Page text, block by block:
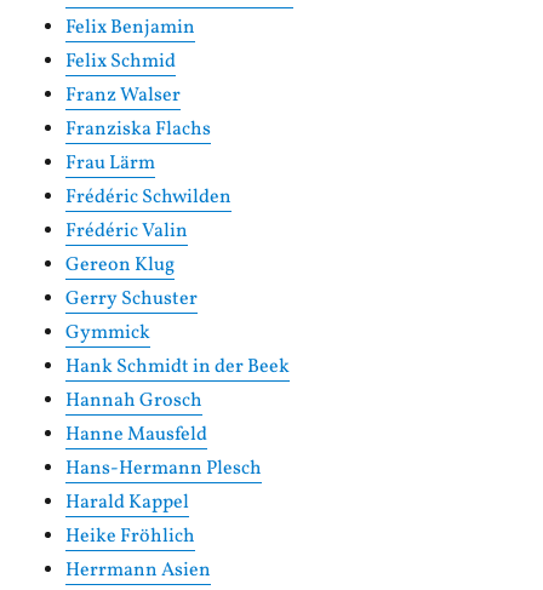
Felix Benjamin
Felix Schmid
Franz Walser
Franziska Flachs
Frau Lärm
Frédéric Schwilden
Frédéric Valin
Gereon Klug
Gerry Schuster
Gymmick
Hank Schmidt in der Beek
Hannah Grosch
Hanne Mausfeld
Hans-Hermann Plesch
Harald Kappel
Heike Fröhlich
Herrmann Asien